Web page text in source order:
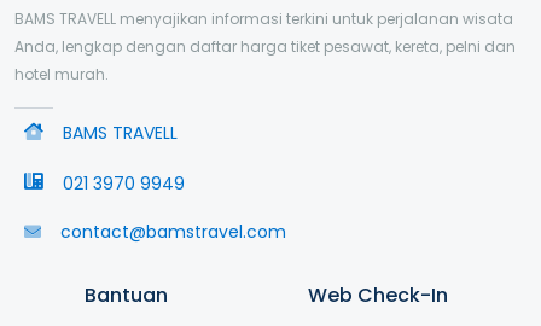
BAMS TRAVELL menyajikan informasi terkini untuk perjalanan wisata
Anda, lengkap dengan daftar harga tiket pesawat, kereta, pelni dan
hotel murah.
BAMS TRAVELL
021 3970 9949
contact@bamstravel.com
Bantuan Web Check-In